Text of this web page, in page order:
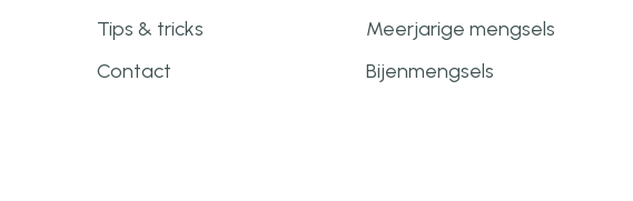
Tips & tricks
Contact
Meerjarige mengsels
Bijenmengsels